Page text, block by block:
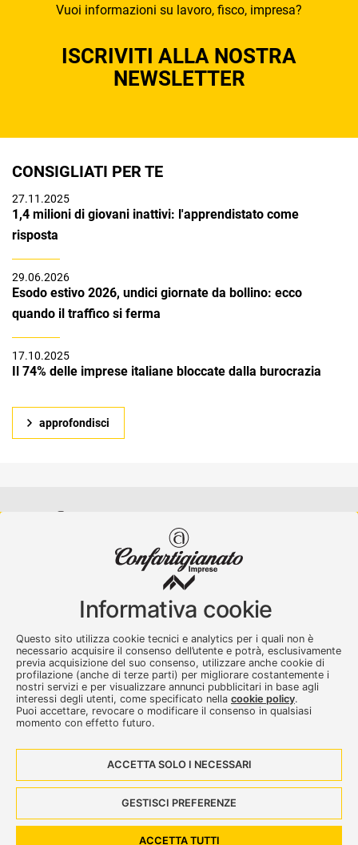
Vuoi informazioni su lavoro, fisco, impresa?
ISCRIVITI ALLA NOSTRA
NEWSLETTER
CONSIGLIATI PER TE
27.11.2025
1,4 milioni di giovani inattivi: l'apprendistato come
risposta
29.06.2026
Esodo estivo 2026, undici giornate da bollino: ecco
quando il traffico si ferma
17.10.2025
Il 74% delle imprese italiane bloccate dalla burocrazia
approfondisci
Confartigianato Imprese Varese
0332 256111-Fax. 0332 256200
artser@artser.it
© 2020 – 2026 - Confartigianato Imprese Varese - P.IVA
00449700129
Contattaci
Informativa cookie
Questo sito utilizza cookie tecnici e analytics per i quali non è
necessario acquisire il consenso dell’utente e potrà, esclusivamente
previa acquisizione del suo consenso, utilizzare anche cookie di
profilazione (anche di terze parti) per migliorare costantemente i
nostri servizi e per visualizzare annunci pubblicitari in base agli
interessi degli utenti, come specificato nella cookie policy.
Puoi accettare, revocare o modificare il consenso in qualsiasi
momento con effetto futuro.
ACCETTA SOLO I NECESSARI
GESTISCI PREFERENZE
ACCETTA TUTTI